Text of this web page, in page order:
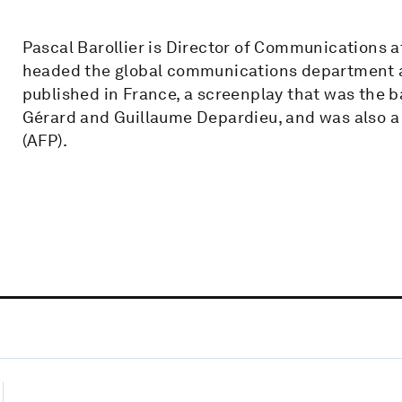
Pascal Barollier is Director of Communications
headed the global communications department
published in France, a screenplay that was the
Gérard and Guillaume Depardieu, and was also
(AFP).